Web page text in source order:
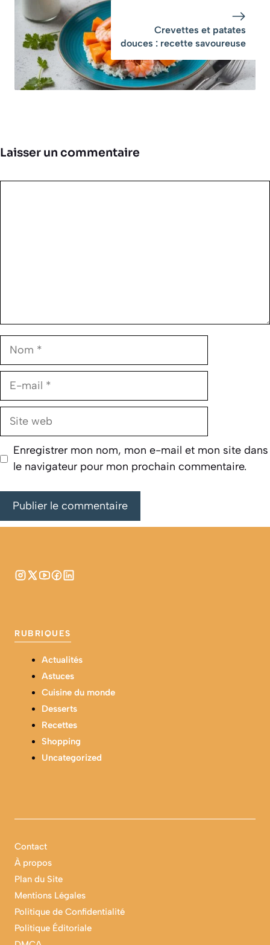
Crevettes et patates
douces : recette savoureuse
Laisser un commentaire
Nom
E-
Site
Enregistrer mon nom, mon e-mail et mon site dans
le navigateur pour mon prochain commentaire.
RUBRIQUES
Actualités
Astuces
Cuisine du monde
Desserts
Recettes
Shopping
Uncategorized
Contact
À propos
Plan du Site
Mentions Légales
Politique de Confidentialité
Politique Éditoriale